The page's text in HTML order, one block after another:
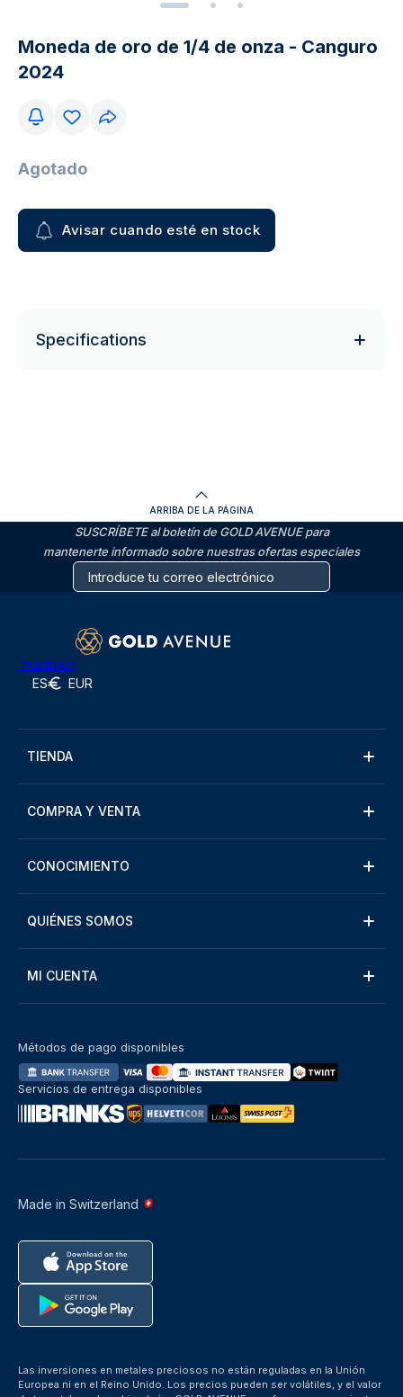
Moneda de oro de 1/4 de onza - Canguro
2024
Agotado
Avisar cuando esté en stock
Specifications
ARRIBA DE LA PÁGINA
SUSCRÍBETE al boletín de GOLD AVENUE para
mantenerte informado sobre nuestras ofertas especiales
Trustpilot
ES EUR
TIENDA
COMPRA Y VENTA
CONOCIMIENTO
QUIÉNES SOMOS
MI CUENTA
Made in Switzerland
Métodos de pago disponibles
Servicios de entrega disponibles
Las inversiones en metales preciosos no están reguladas en la Unión
Europea ni en el Reino Unido. Los precios pueden ser volátiles, y el valor